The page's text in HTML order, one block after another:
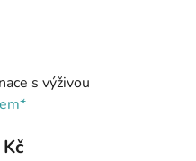
s výživou